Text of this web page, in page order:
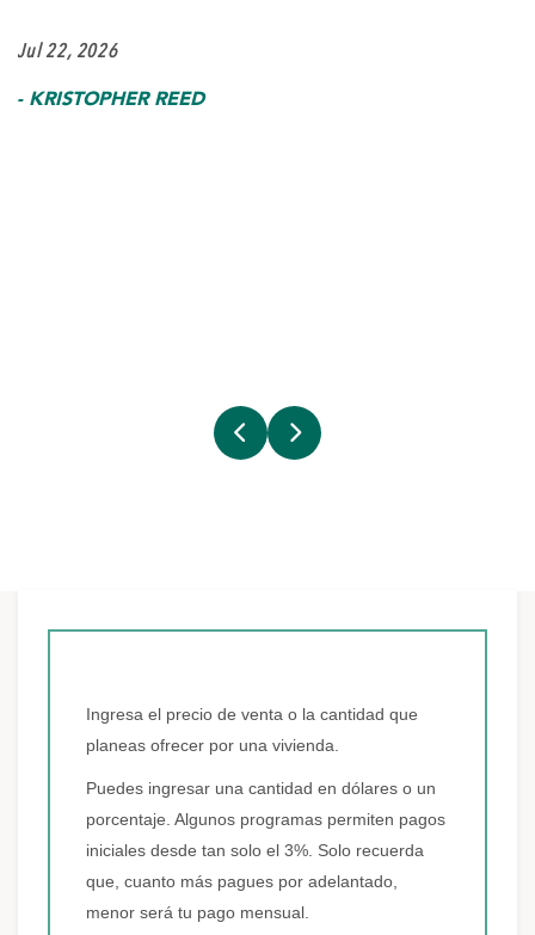
Jul 22, 2026
- KRISTOPHER REED
Ingresa el precio de venta o la cantidad que
planeas ofrecer por una vivienda.
Puedes ingresar una cantidad en dólares o un
porcentaje. Algunos programas permiten pagos
iniciales desde tan solo el 3%. Solo recuerda
que, cuanto más pagues por adelantado,
menor será tu pago mensual.